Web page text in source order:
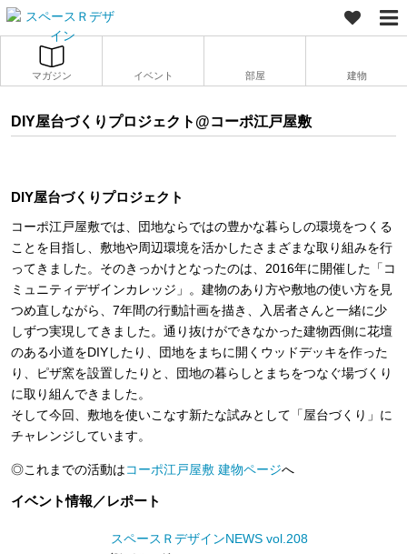
マガジン イベント 部屋 建物
DIY屋台づくりプロジェクト@コーポ江戸屋敷
DIY屋台づくりプロジェクト
コーポ江戸屋敷では、団地ならではの豊かな暮らしの環境をつくる
ことを目指し、敷地や周辺環境を活かしたさまざまな取り組みを行
ってきました。そのきっかけとなったのは、2016年に開催した「コ
ミュニティデザインカレッジ」。建物のあり方や敷地の使い方を見
つめ直しながら、7年間の行動計画を描き、入居者さんと一緒に少
しずつ実現してきました。通り抜けができなかった建物西側に花壇
のある小道をDIYしたり、団地をまちに開くウッドデッキを作った
り、ピザ窯を設置したりと、団地の暮らしとまちをつなぐ場づくり
に取り組んできました。
そして今回、敷地を使いこなす新たな試みとして「屋台づくり」に
チャレンジしています。
◎これまでの活動はコーポ江戸屋敷 建物ページへ
イベント情報／レポート
スペースＲデザインNEWS vol.208